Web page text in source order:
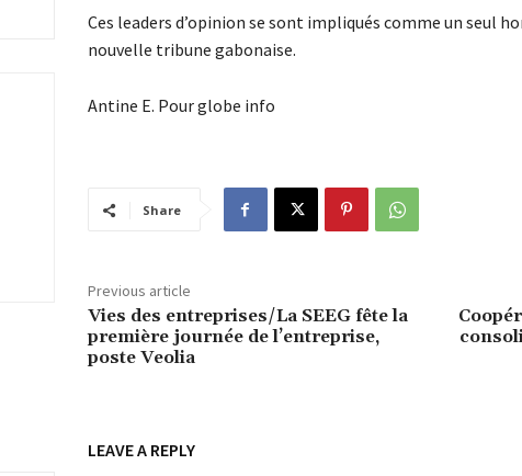
Ces leaders d’opinion se sont impliqués comme un seul
nouvelle tribune gabonaise.
Antine E. Pour globe info
Share
Previous article
Vies des entreprises/La SEEG fête la
première journée de l’entreprise,
poste Veolia
LEAVE A REPLY